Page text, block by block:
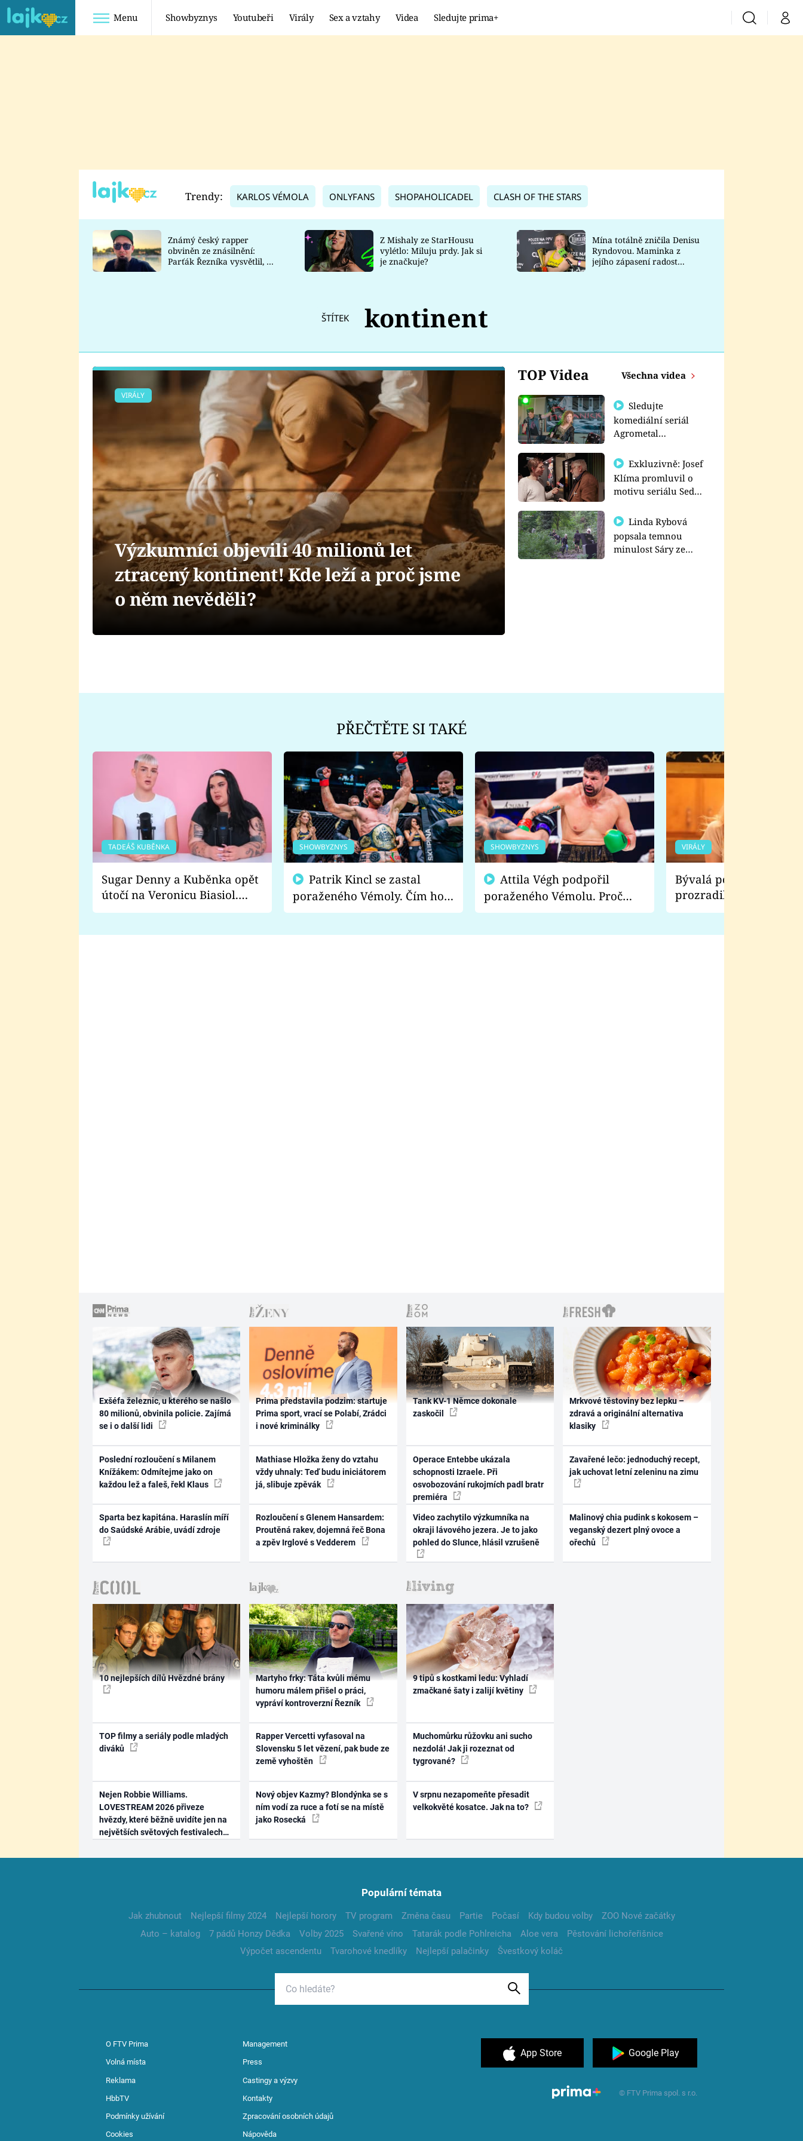
Menu Showbyznys Youtubeři Virály Sex a vztahy Videa Sledujte prima+ VyhledáváníMůj
TADEÁŠ KUBĚNKA
DATEL
Prima Lajk
Sledujte nás
Trendy: KARLOS VÉMOLA ONLYFANS SHOPAHOLICADEL CLASH OF THE STARS
Známý český rapper
obviněn ze znásilnění:
Parťák Řezníka vysvětlil, co
Z Mishaly ze StarHousu
vylétlo: Miluju prdy. Jak si
je značkuje?
Mína totálně zničila Denisu
Ryndovou. Maminka z
jejího zápasení radost
ŠTÍTEK kontinent
TOP Videa Všechna videa
Sledujte
komediální seriál
Agrometal
prima+
Exkluzivně: Josef
Klíma promluvil o
motivu seriálu Sedm
Linda Rybová
popsala temnou
minulost Sáry ze
VIRÁLY
Výzkumníci objevili 40 milionů let
ztracený kontinent! Kde leží a proč jsme
o něm nevěděli?
PŘEČTĚTE SI TAKÉ
TADEÁŠ KUBĚNKA
Sugar Denny a Kuběnka opět
útočí na Veronicu Biasiol.
Proč je podle nich falešná a
SHOWBYZNYS
poraženého Vémoly. Čím ho
fanoušci naštvali?
SHOWBYZNYS
poraženého Vémolu. Proč
chce raději zápasit s ním než
VIRÁLY
Bývalá pornoherečka
prozradila, co ji
natáčení Euforie.
Exšéfa železnic, u kterého se našlo
80 milionů, obvinila policie. Zajímá
se i o další lidi
Poslední rozloučení s Milanem
Knížákem: Odmítejme jako on
každou lež a faleš, řekl Klaus
Sparta bez kapitána. Haraslín míří
do Saúdské Arábie, uvádí zdroje
Prima představila podzim: startuje
Prima sport, vrací se Polabí, Zrádci
i nové kriminálky
Mathiase Hložka ženy do vztahu
vždy uhnaly: Teď budu iniciátorem
já, slibuje zpěvák
Rozloučení s Glenem Hansardem:
Proutěná rakev, dojemná řeč Bona
a zpěv Irglové s Vedderem
Tank KV-1 Němce dokonale
zaskočil
Operace Entebbe ukázala
schopnosti Izraele. Při
osvobozování rukojmích padl bratr
premiéra
Video zachytilo výzkumníka na
okraji lávového jezera. Je to jako
pohled do Slunce, hlásil vzrušeně
Mrkvové těstoviny bez lepku –
zdravá a originální alternativa
klasiky
Zavařené lečo: jednoduchý recept,
jak uchovat letní zeleninu na zimu
Malinový chia pudink s kokosem –
veganský dezert plný ovoce a
ořechů
10 nejlepších dílů Hvězdné brány
TOP filmy a seriály podle mladých
diváků
Nejen Robbie Williams.
LOVESTREAM 2026 přiveze
hvězdy, které běžně uvidíte jen na
největších světových festivalech
Martyho frky: Táta kvůli mému
humoru málem přišel o práci,
vypráví kontroverzní Řezník
Rapper Vercetti vyfasoval na
Slovensku 5 let vězení, pak bude ze
země vyhoštěn
Nový objev Kazmy? Blondýnka se s
ním vodí za ruce a fotí se na místě
jako Rosecká
9 tipů s kostkami ledu: Vyhladí
zmačkané šaty i zalijí květiny
Muchomůrku růžovku ani sucho
nezdolá! Jak ji rozeznat od
tygrované?
V srpnu nezapomeňte přesadit
velkokvěté kosatce. Jak na to?
Populární témata
Jak zhubnout Nejlepší filmy 2024 Nejlepší horory TV program Změna času Partie Počasí Kdy budou volby
ZOO Nové začátky
Auto – katalog
7 pádů Honzy Dědka Volby 2025 Svařené víno Tatarák podle Pohlreicha Aloe vera
Pěstování lichořeřišnice
Výpočet ascendentu
Tvarohové knedlíky Nejlepší palačinky Švestkový koláč
O FTV Prima Management
Volná místa Press
Reklama Castingy a výzvy
HbbTV Kontakty
Podmínky užívání Zpracování osobních údajů
Cookies Nápověda
App Store Google Play
© FTV Prima spol. s r.o.